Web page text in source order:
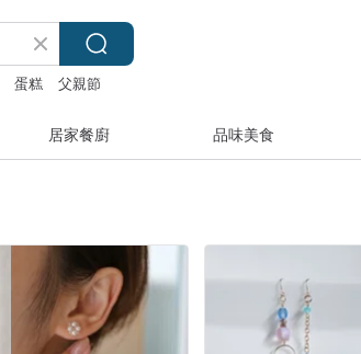
蛋糕 父親節
居家餐廚 品味美食